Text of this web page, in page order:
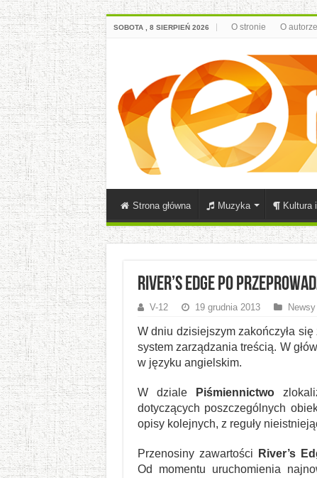
SOBOTA , 8 SIERPIEŃ 2026 O stronie O autorze
Strona główna Muzyka Kultura
River’s Edge po
V-12 19 grudnia 2013
W dniu dzisiejszym zakończyła
system zarządzania treścią. W
w języku angielskim.
W dziale Piśmiennictwo
dotyczących poszczególnych
opisy kolejnych, z reguły
Przenosiny zawartości River’s
Od momentu uruchomienia